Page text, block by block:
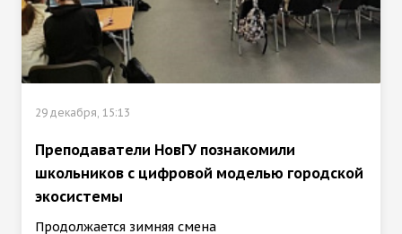
29 декабря, 15:13
Преподаватели НовГУ познакомили
школьников с цифровой моделью городской
экосистемы
Продолжается зимняя смена